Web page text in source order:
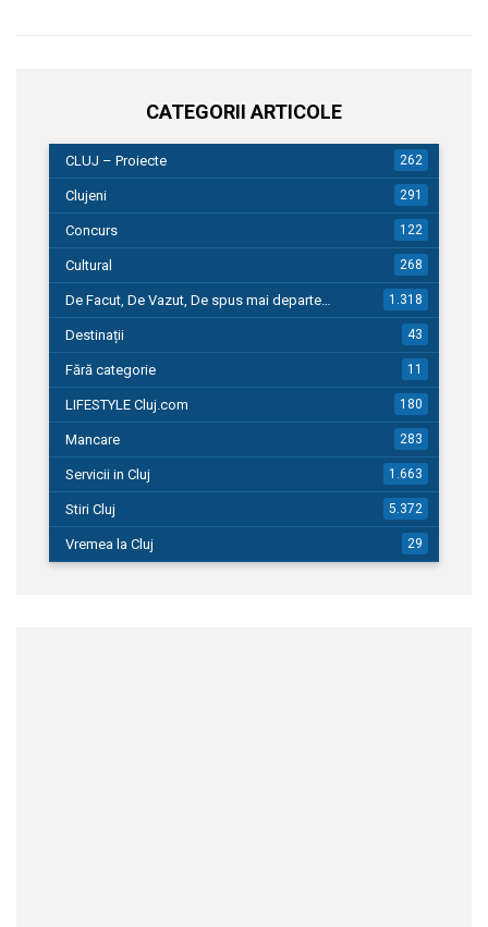
CATEGORII ARTICOLE
CLUJ – Proiecte 262
Clujeni 291
Concurs 122
Cultural 268
De Facut, De Vazut, De spus mai departe… 1.318
Destinații 43
Fără categorie 11
LIFESTYLE Cluj.com 180
Mancare 283
Servicii in Cluj 1.663
Stiri Cluj 5.372
Vremea la Cluj 29